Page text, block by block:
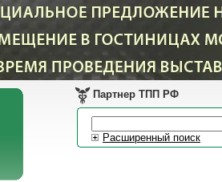
Партнер ТПП РФ
Расширенный поиск